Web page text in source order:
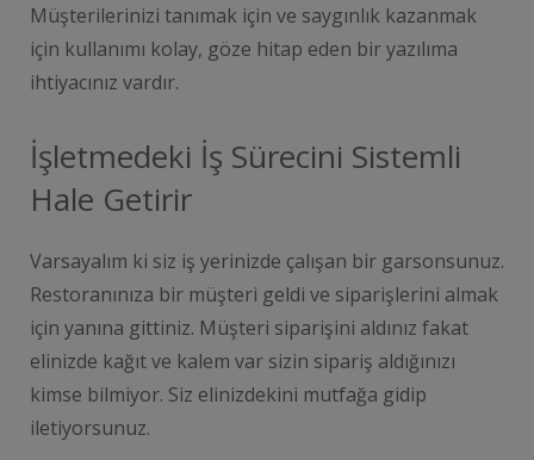
Müşterilerinizi tanımak için ve saygınlık kazanmak
için kullanımı kolay, göze hitap eden bir yazılıma
ihtiyacınız vardır.
İşletmedeki İş Sürecini Sistemli
Hale Getirir
Varsayalım ki siz iş yerinizde çalışan bir garsonsunuz.
Restoranınıza bir müşteri geldi ve siparişlerini almak
için yanına gittiniz. Müşteri siparişini aldınız fakat
elinizde kağıt ve kalem var sizin sipariş aldığınızı
kimse bilmiyor. Siz elinizdekini mutfağa gidip
iletiyorsunuz.